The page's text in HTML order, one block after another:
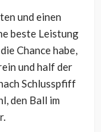
und einen
beste Leistung
Chance habe,
und half der
Schlusspfiff
den Ball im